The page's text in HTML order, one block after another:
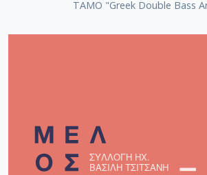
ΤΑΜΟ "Greek Double Bass